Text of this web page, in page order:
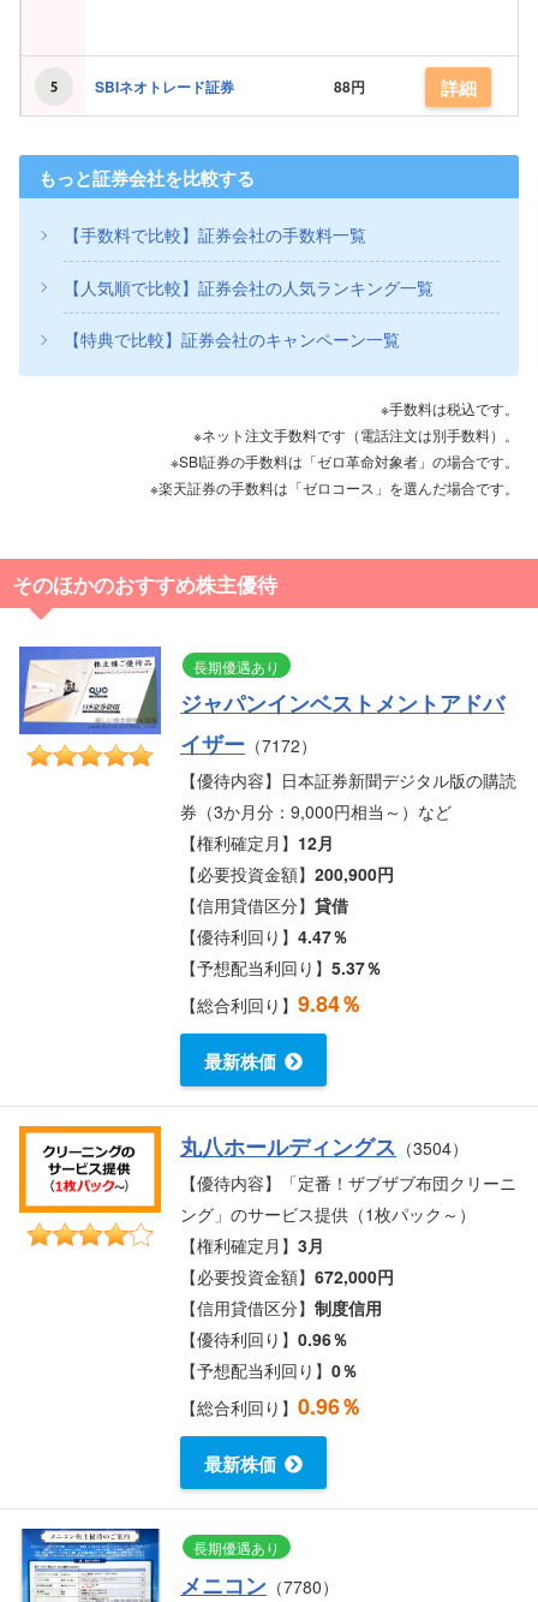
SBIネオトレード証券 88円 詳細
もっと証券会社を比較する
【手数料で比較】証券会社の手数料一覧
【人気順で比較】証券会社の人気ランキング一覧
【特典で比較】証券会社のキャンペーン一覧
※手数料は税込です。
※ネット注文手数料です（電話注文は別手数料）。
※SBI証券の手数料は「ゼロ革命対象者」の場合です。
※楽天証券の手数料は「ゼロコース」を選んだ場合です。
そのほかのおすすめ株主優待
長期優遇あり
ジャパンインベストメントアドバ
イザー （7172）
【優待内容】日本証券新聞デジタル版の購読
券（3か月分：9,000円相当～）など
【権利確定月】 12月
【必要投資金額】200,900円
【信用貸借区分】貸借
【優待利回り】4.47％
【予想配当利回り】5.37％
【総合利回り】9.84％
最新株価
丸八ホールディングス （3504）
【優待内容】「定番！ザブザブ布団クリーニ
ング」のサービス提供（1枚パック～）
【権利確定月】3月
【必要投資金額】672,000円
【信用貸借区分】制度信用
【優待利回り】0.96％
【予想配当利回り】0％
【総合利回り】0.96％
最新株価
長期優遇あり
メニコン （7780）